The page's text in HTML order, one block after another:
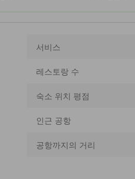
서비스
레스토랑 수
숙소 위치 평점
인근 공항
공항까지의 거리